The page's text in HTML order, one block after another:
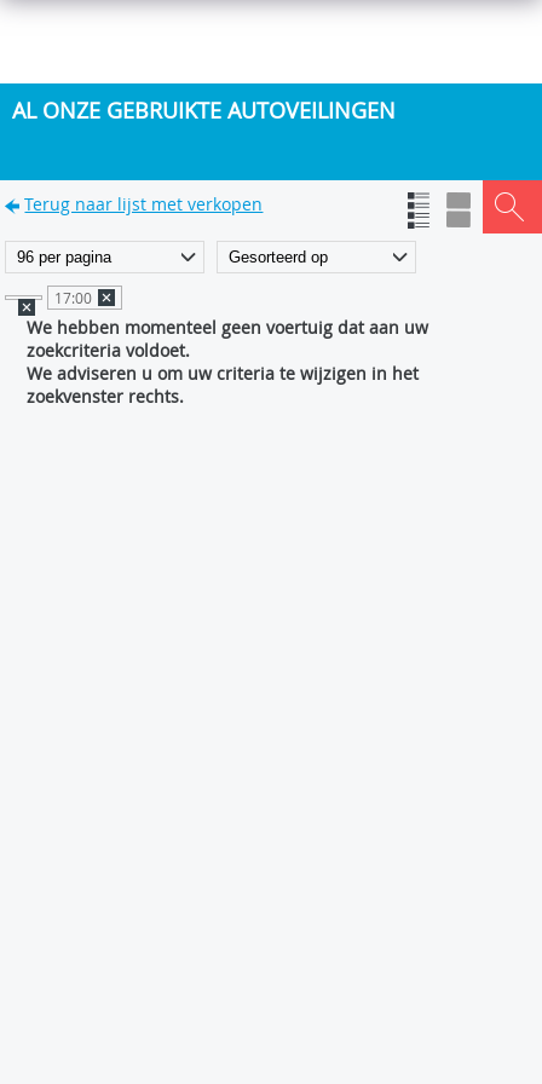
AL ONZE GEBRUIKTE AUTOVEILINGEN
Terug naar lijst met verkopen
17:00
We hebben momenteel geen voertuig dat aan uw
zoekcriteria voldoet.
We adviseren u om uw criteria te wijzigen in het
zoekvenster rechts.